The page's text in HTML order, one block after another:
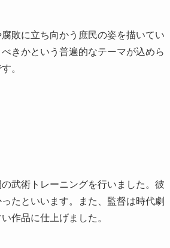
敗に立ち向かう庶民の姿を描いてい
きかという普遍的なテーマが込めら
。
武術トレーニングを行いました。彼
たといいます。また、監督は時代劇
作品に仕上げました。